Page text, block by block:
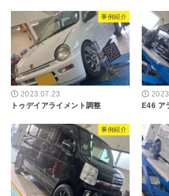
事例紹介
2023.07.23
トゥデイアライメント調整 E46 ア
事例紹介